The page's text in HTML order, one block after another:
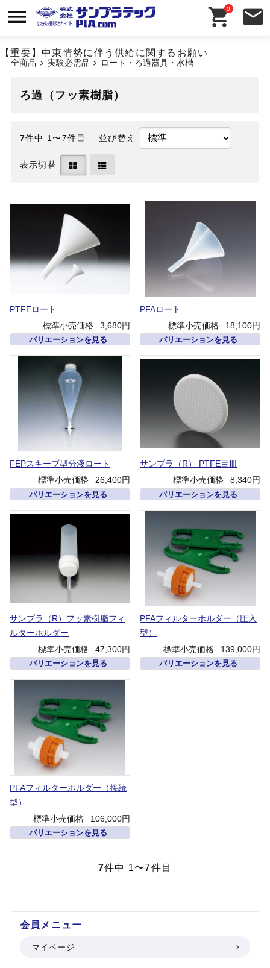
【重要】中東情勢に伴う供給に関するお願い
0
全商品 実験必需品 ロート・ろ過器具・水槽
ろ過（フッ素樹脂）
7件中 1〜7件目 並び替え
表示切替
PTFEロート
標準小売価格
3,680円
バリエーションを見る
PFAロート
標準小売価格
18,100円
バリエーションを見る
FEPスキーブ型分液ロート
標準小売価格
26,400円
バリエーションを見る
サンプラ（R） PTFE目皿
標準小売価格
8,340円
バリエーションを見る
サンプラ（R）フッ素樹脂フィ
ルターホルダー
標準小売価格
47,300円
バリエーションを見る
PFAフィルターホルダー（圧入
型）
標準小売価格
139,000円
バリエーションを見る
PFAフィルターホルダー（接続
型）
標準小売価格
106,000円
バリエーションを見る
7件中 1〜7件目
会員メニュー
マイページ